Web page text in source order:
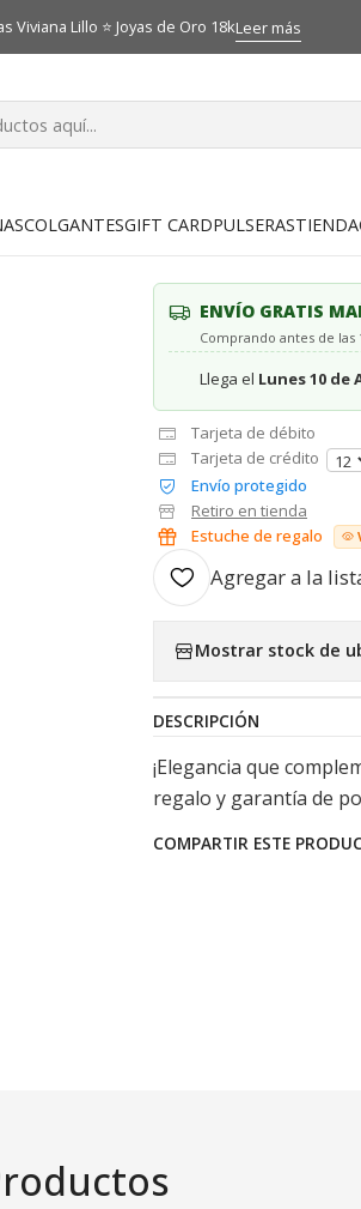
COLGANTESGIFT CARDPULSERASTIENDA
Viviana Lillo ⭐ Joyas de Oro 18kLeer más
Catálogo Aros Aros bola 8 mm Oro 18k
|
Aros bola
Cantidad
ENVÍO GRATIS
Comprando antes de las
Llega el Lunes 10 de
Tarjeta de débito
Tarjeta de crédito
Envío protegido
Retiro en tienda
Estuche de regalo
Agregar a la
Mostrar stock de
DESCRIPCIÓN
¡Elegancia que
regalo y garantía de
COMPARTIR ESTE